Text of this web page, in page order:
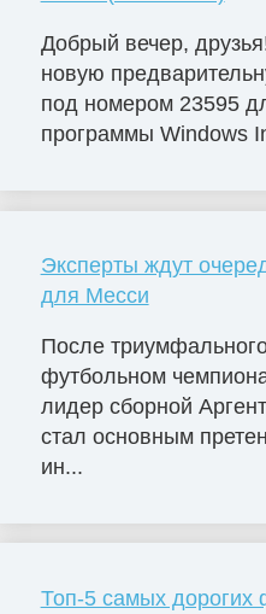
Добрый вечер,
новую
под номером 23595
программы Windows
Эксперты ждут
для Месси
После
футбольном
лидер сборной
стал основным
ин...
Топ-5 самых дорогих